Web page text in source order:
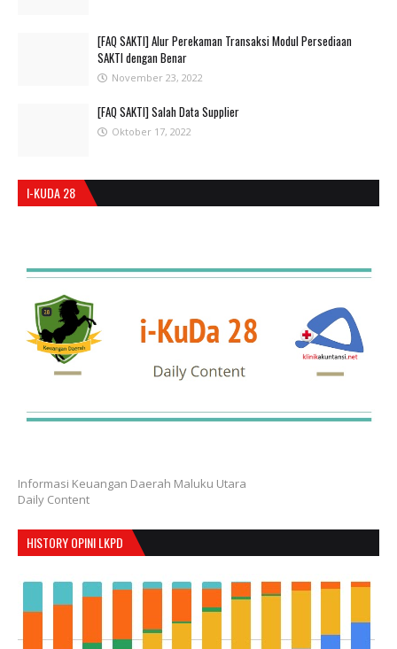
[FAQ SAKTI] Alur Perekaman Transaksi Modul Persediaan
SAKTI dengan Benar
November 23, 2022
[FAQ SAKTI] Salah Data Supplier
Oktober 17, 2022
I-KUDA 28
Informasi Keuangan Daerah Maluku Utara
Daily Content
HISTORY OPINI LKPD